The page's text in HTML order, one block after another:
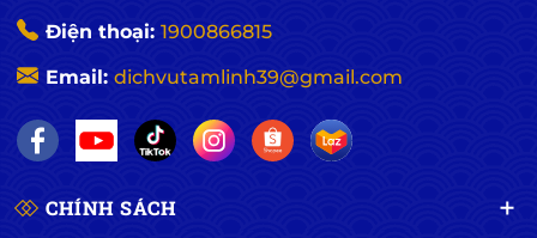
Điện thoại: 1900866815
Email: dichvutamlinh39@gmail.com
CHÍNH SÁCH